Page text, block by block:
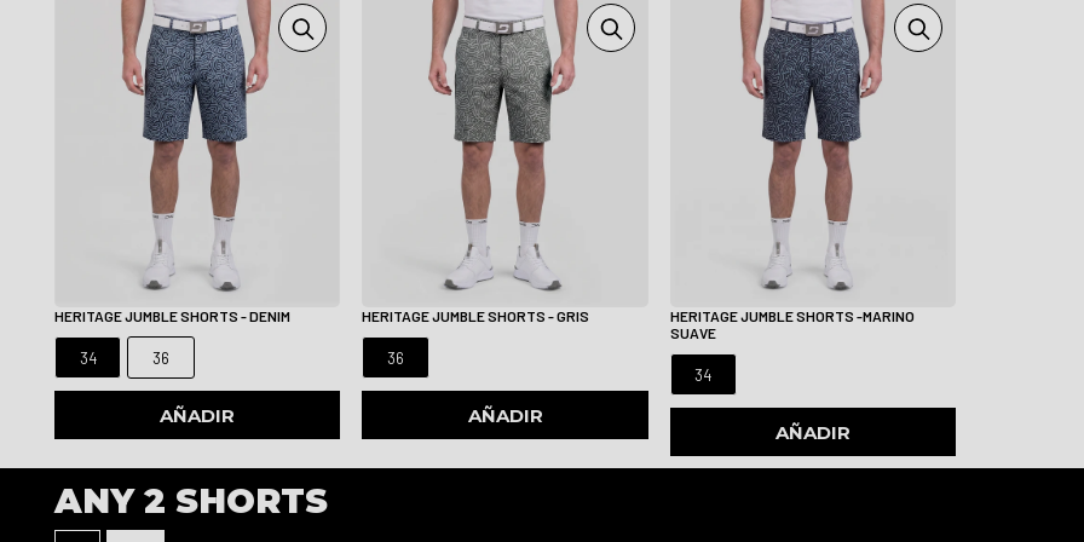
HERITAGE JUMBLE SHORTS - DENIM
34 36
AÑADIR
HERITAGE JUMBLE SHORTS - GRIS
36
AÑADIR
HERITAGE JUMBLE SHORTS -MARINO
SUAVE
34
AÑADIR
ANY 2 SHORTS